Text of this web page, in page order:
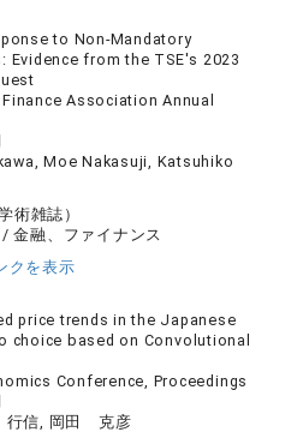
to Non-Mandatory
Evidence from the TSE's 2023
Association Annual
Moe Nakasuji, Katsuhiko
術雑誌）
金融、ファイナンス
クを表示
price trends in the Japanese
choice based on Convolutional
Conference, Proceedings
信, 岡田 克彦